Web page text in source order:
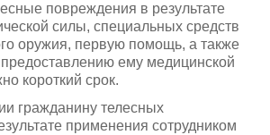
повреждения в результате
силы, специальных средств
оружия, первую помощь, а также
ему медицинской
короткий срок.
гражданину телесных
применения сотрудником